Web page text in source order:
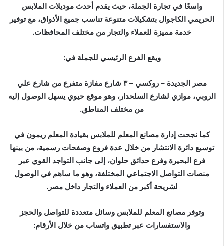
ا
واسعًا في تجارة الجملة، حيث يقدم أحدث موديلات الملابس
الحريمي الكاجوال بتشكيلات متنوعة تناسب جميع الأذواق، مع توفير
خدمة مميزة للعملاء والتجار من مختلف المحافظات.
ويقع الفرع الرئيسي للجملة في:
مصر الجديدة – روكسي – ٣ شارع مفازة متفرع من شارع علي
الروبي، موازي لشارع السلحدار، وهو موقع حيوي يسهل الوصول إليه
من مختلف المناطق.
كما نجحت إدارة مصانع المعلم للملابس بقيادة المعلم ريمون في
توسيع دائرة الانتشار من خلال عدة فروع وصفحات رسمية، من بينها
فرع البحيرة وفرع حدائق حلوان، إلى جانب التواجد القوي عبر
منصات التواصل الاجتماعي المختلفة، وهو ما ساهم في الوصول
لشريحة أكبر من العملاء والتجار داخل مصر.
وتوفر مصانع المعلم للملابس وسائل متعددة للتواصل والحجز
والاستفسارات عبر تطبيق واتساب من خلال الأرقام: